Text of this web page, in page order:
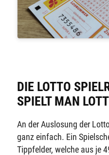
DIE LOTTO
SPIELT MAN
An der Auslosung der
ganz einfach. Ein
Tippfelder, welche aus je